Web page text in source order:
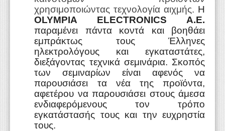
χρησιμοποιώντας τεχνολογία αιχμής. Η
OLYMPIA
ELECTRONICS A.E.
παραμένει πάντα κοντά και βοηθάει
εμπράκτως τους Έλληνες
ηλεκτρολόγους και εγκαταστάτες,
διεξάγοντας τεχνικά σεμινάρια. Σκοπός
των σεμιναρίων είναι αφενός να
παρουσιάσει τα νέα της προϊόντα,
αφετέρου να παρουσιάσει στους άμεσα
ενδιαφερόμενους τον τρόπο
εγκατάστασής τους και την ευχρηστία
τους.